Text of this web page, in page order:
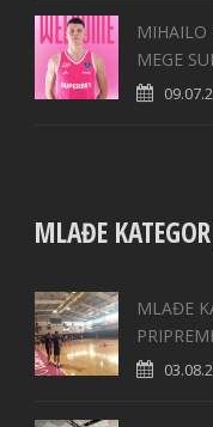
MIHAILO
MEGE
MLAĐE
MLAĐE